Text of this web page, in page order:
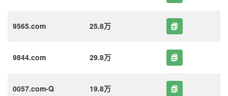
9565.com 25.8万
9844.com 29.8万
0057.com-Q 19.8万